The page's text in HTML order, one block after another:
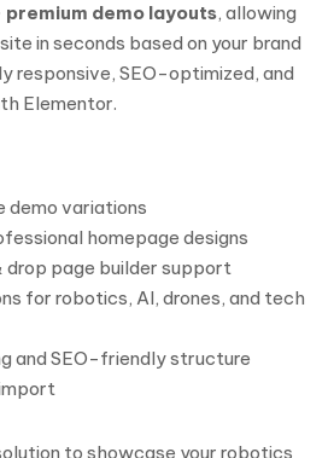
premium demo layouts, allowing
in seconds based on your brand
responsive, SEO-optimized, and
Elementor.
variations
homepage designs
drop page builder support
for robotics, AI, drones, and tech
and SEO-friendly structure
to showcase your robotics